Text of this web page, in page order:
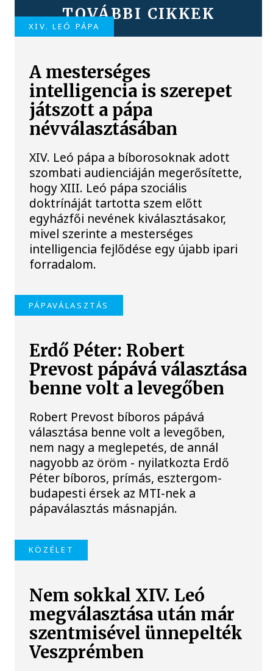
TOVÁBBI CIKKEK
XIV. LEÓ PÁPA
A mesterséges
intelligencia is szerepet
játszott a pápa
névválasztásában
XIV. Leó pápa a bíborosoknak adott
szombati audienciáján megerősítette,
hogy XIII. Leó pápa szociális
doktrínáját tartotta szem előtt
egyházfői nevének kiválasztásakor,
mivel szerinte a mesterséges
intelligencia fejlődése egy újabb ipari
forradalom.
PÁPAVÁLASZTÁS
Erdő Péter: Robert
Prevost pápává választása
benne volt a levegőben
Robert Prevost bíboros pápává
választása benne volt a levegőben,
nem nagy a meglepetés, de annál
nagyobb az öröm - nyilatkozta Erdő
Péter bíboros, prímás, esztergom-
budapesti érsek az MTI-nek a
pápaválasztás másnapján.
KÖZÉLET
Nem sokkal XIV. Leó
megválasztása után már
szentmisével ünnepelték
Veszprémben